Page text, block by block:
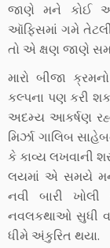
જાણે મને કોઈ
ઑફિસમાં ગમે તેટલી
તો એ ક્ષણ જાણે
મારો બીજા
કલ્પના પણ કરી
અદમ્ય આકર્ષણ
મિર્ઝા ગાલિબ
કે કાવ્ય
લયમાં એ સમયે
નવી બારી
નવલકથાઓ સુધી
ધીમે અંકુરિત થયા.